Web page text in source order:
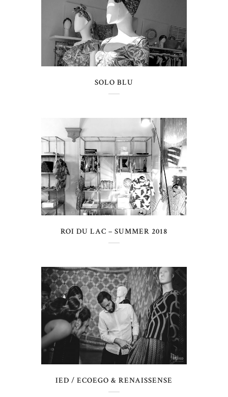
SOLO BLU
ROI DU LAC – SUMMER 2018
IED / ECOEGO & RENAISSENSE